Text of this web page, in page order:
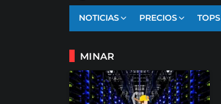
NOTICIAS PRECIOS TOPS
MINAR